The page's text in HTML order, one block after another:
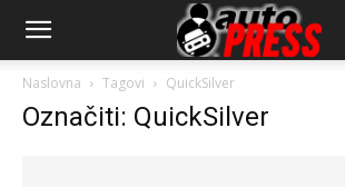
AutopressHR
Naslovna Tagovi QuickSilver
Označiti: QuickSilver